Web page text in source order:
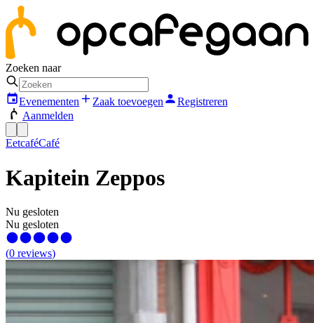
Zoeken naar
Evenementen Zaak toevoegen
Registreren
Aanmelden
EetcaféCafé
Kapitein Zeppos
Nu gesloten
Nu gesloten
(0 reviews)